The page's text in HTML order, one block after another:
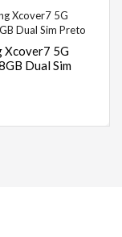
Xcover7 5G
Dual Sim